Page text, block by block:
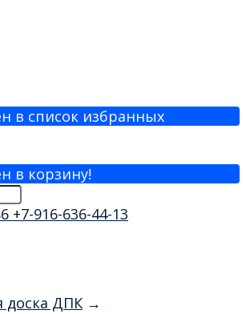
в список избранных
в корзину!
+7-916-636-44-13
доска ДПК →